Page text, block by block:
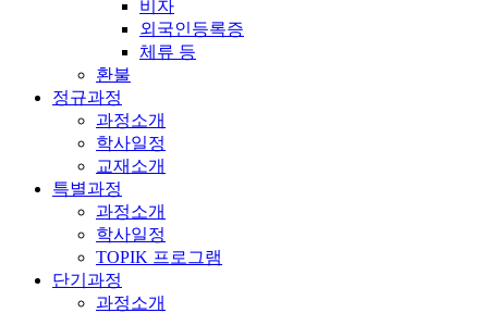
비자
외국인등록증
체류 등
환불
정규과정
과정소개
학사일정
교재소개
특별과정
과정소개
학사일정
TOPIK 프로그램
단기과정
과정소개